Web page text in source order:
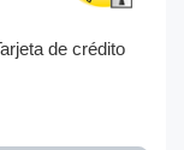
de crédito